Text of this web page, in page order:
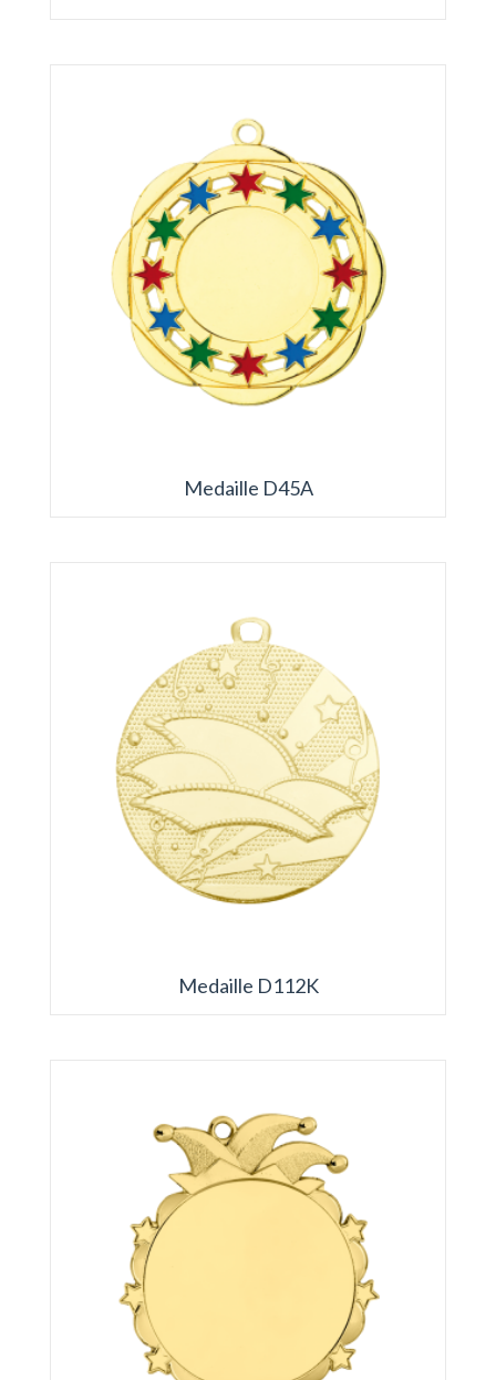
Medaille D45A
Medaille D112K